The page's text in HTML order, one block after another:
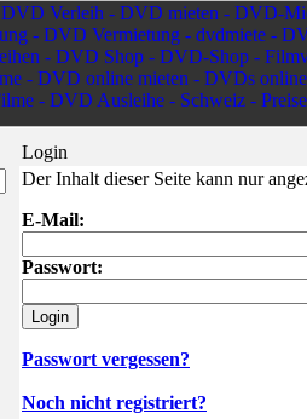
Login
Der Inhalt dieser Seite kann nur
E-Mail:
Passwort:
Passwort vergessen?
Noch nicht registriert?